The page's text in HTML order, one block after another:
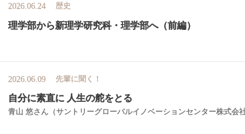
2026.06.24 歴史
理学部から新理学研究科・理学部へ（前編）
2026.06.09 先輩に聞く！
自分に素直に 人生の舵をとる
青山 悠さん（サントリーグローバルイノベーションセンター株式会社